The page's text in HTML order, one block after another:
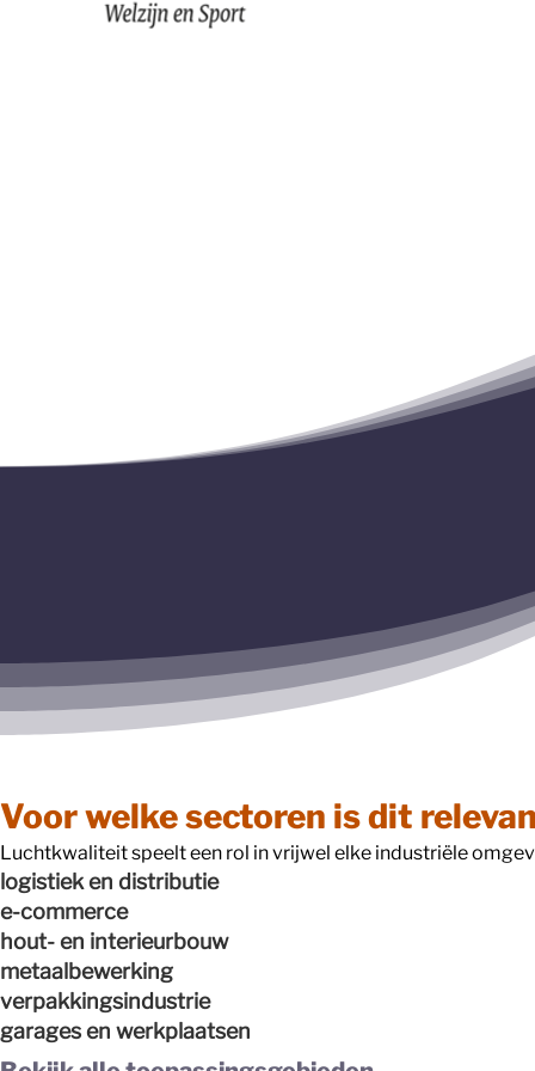
Voor welke sectoren is dit
Luchtkwaliteit speelt een rol in vrijwel elke industriële
logistieken distributie
e-commerce
hout- en interieurbouw
metaalbewerking
verpakkingsindustrie
garages en werkplaatsen